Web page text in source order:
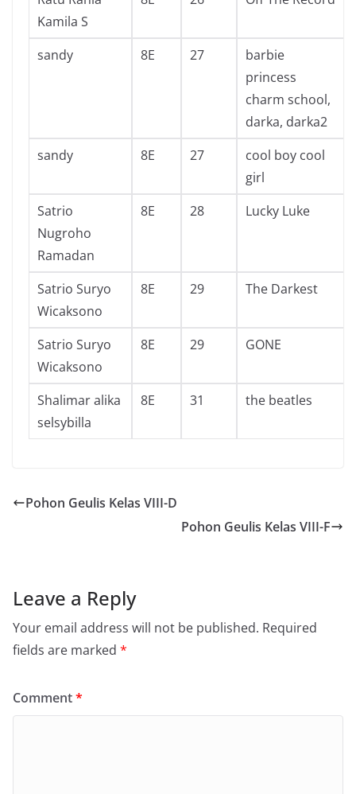
Kamila S
sandy 8E 27
barbie
princess
charm school,
darka, darka2
sandy
8E 27
cool boy cool
girl
Satrio
Nugroho
Ramadan
8E 28 Lucky Luke
Satrio Suryo
Wicaksono
8E 29 The Darkest
Satrio Suryo
Wicaksono
8E 29 GONE
Shalimar alika
selsybilla
8E 31 the beatles
Pohon Geulis Kelas VIII-D
Pohon Geulis Kelas VIII-F
Leave a Reply
Your email address will not be published. Required
fields are marked *
Comment*